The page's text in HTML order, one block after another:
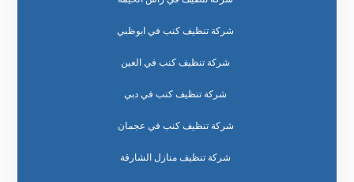
شركة تنظيف كنب في ابوظبي
شركة تنظيف كنب في العين
شركة تنظيف كنب في دبي
شركة تنظيف كنب في عجمان
شركة تنظيف منازل الشارقة